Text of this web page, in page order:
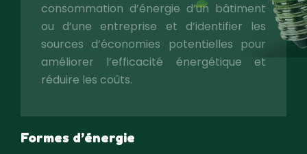
consommation d’énergie d’un bâtiment
ou d’une entreprise et d’identifier les
sources d’économies potentielles pour
améliorer l’efficacité énergétique et
réduire les coûts.
Formes d’énergie